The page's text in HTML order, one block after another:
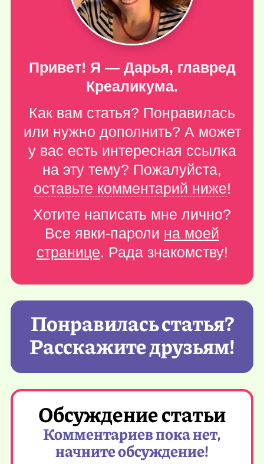
Привет! Я — Дарья, главред
Креаликума.
Как вам статья? Понравилась
или нужно дополнить? А может
у вас есть интересная ссылка
на эту тему? Пожалуйста,
оставьте комментарий ниже!
Хотите написать мне лично?
Все явки-пароли на моей
странице. Рада знакомству!
Понравилась статья?
Расскажите друзьям!
Обсуждение статьи
Комментариев пока нет,
начните обсуждение!